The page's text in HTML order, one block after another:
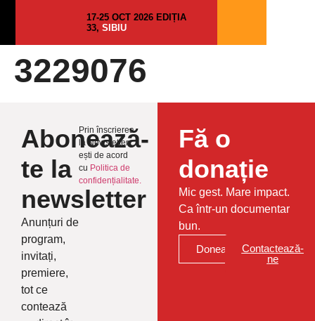
17-25 OCT 2026 EDIȚIA
33, SIBIU
3229076
Abonează-
te la
newsletter
Anunțuri de
program,
invitați,
premiere,
tot ce
contează
Prin înscrierea
la Newsletter
ești de acord
cu Politica de
confidențialitate.
Fă o
donație
Mic gest. Mare impact.
Ca într-un documentar
bun.
Donează
Contactează-
ne